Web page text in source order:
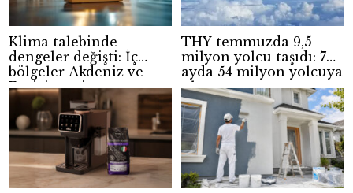
Klima talebinde
dengeler değişti: İç
bölgeler Akdeniz ve
Ege’yi geçti
THY temmuzda 9,5
milyon yolcu taşıdı: 7
ayda 54 milyon yolcuya
ulaştı